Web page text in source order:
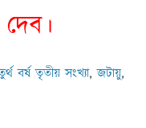
বর্ষ তৃতীয় সংখ্যা,জটায়ু,